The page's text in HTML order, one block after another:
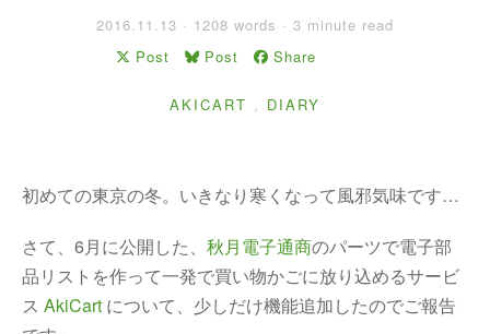
2016.11.13 · 1208 words · 3 minute read
Post
Post Share
AKICART , DIARY
初めての東京の冬。いきなり寒くなって風邪気味です…
さて、6月に公開した、 秋月電子通商のパーツで電子部
品リストを作って一発で買い物かごに放り込めるサービ
ス AkiCart について、少しだけ機能追加したのでご報告